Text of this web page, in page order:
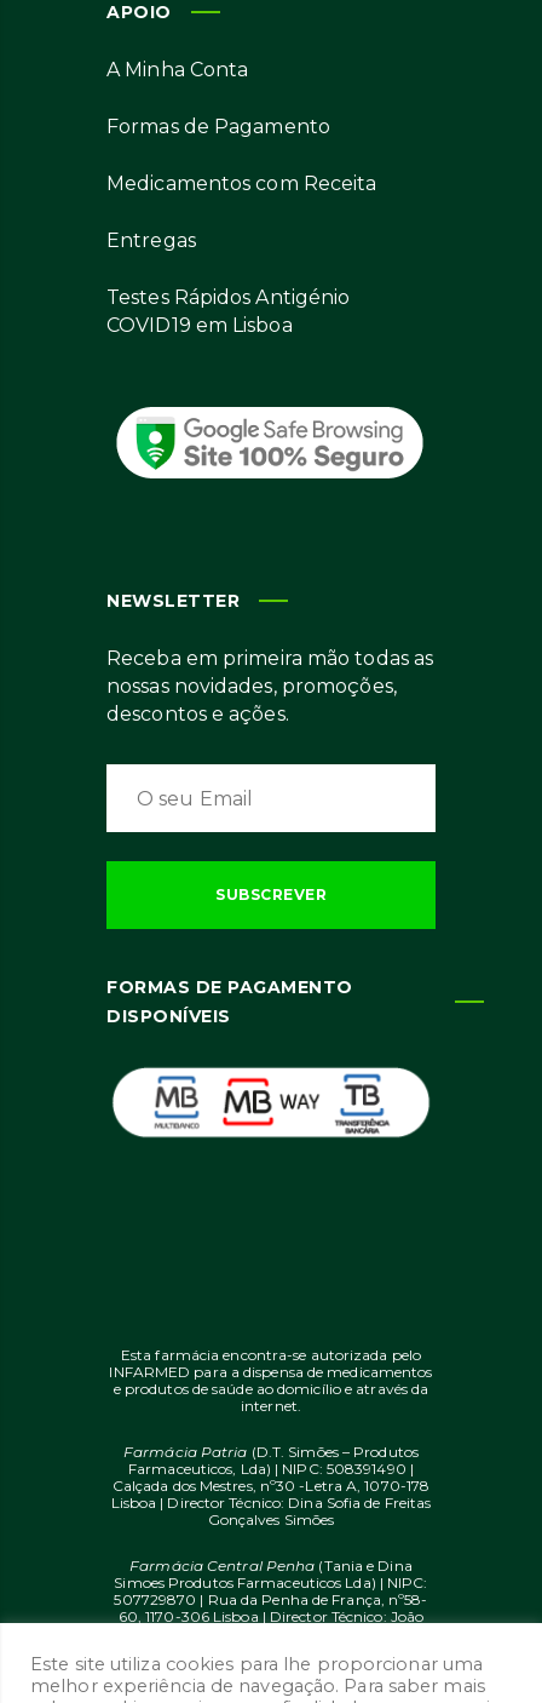
APOIO
A Minha Conta
Formas de Pagamento
Medicamentos com Receita
Entregas
Testes Rápidos Antigénio
COVID19 em Lisboa
NEWSLETTER
Receba em primeira mão todas as
nossas novidades, promoções,
descontos e ações.
FORMAS DE PAGAMENTO
DISPONÍVEIS
Esta farmácia encontra-se autorizada pelo
INFARMED para a dispensa de medicamentos
e produtos de saúde ao domicílio e através da
internet.
Farmácia Patria (D.T. Simões – Produtos
Farmaceuticos, Lda) | NIPC: 508391490 |
Calçada dos Mestres, nº30 -Letra A, 1070-178
Lisboa | Director Técnico: Dina Sofia de Freitas
Gonçalves Simões
Farmácia Central Penha (Tania e Dina
Simoes Produtos Farmaceuticos Lda) | NIPC:
507729870 | Rua da Penha de França, nº58-
60, 1170-306 Lisboa | Director Técnico: João
© 2020 farmaciaon.pt | Design and
Development: iupi.agencyby Dual Up
Este site utiliza cookies para lhe proporcionar uma
melhor experiência de navegação. Para saber mais